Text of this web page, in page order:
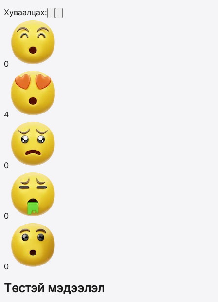
Хуваалцах:
0
4
0
0
0
Төстэй мэдээлэл